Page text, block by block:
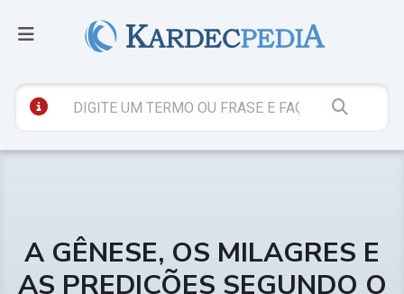
A GÊNESE, OS MILAGRES E
AS PREDIÇÕES SEGUNDO O